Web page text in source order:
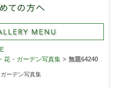
花・ガーデン写真集> 無題64240
ーデン写真集